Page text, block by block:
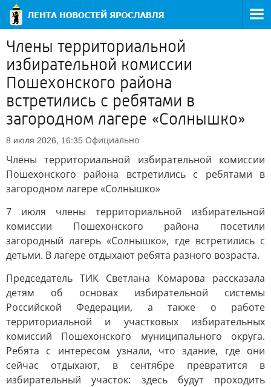
Члены территориальной
избирательной комиссии
Пошехонского района
встретились с ребятами в
загородном лагере «Солнышко»
8 июля 2026, 16:35 Официально
Члены территориальной избирательной комиссии
Пошехонского района встретились с ребятами в
загородном лагере «Солнышко»
7 июля члены территориальной избирательной
комиссии Пошехонского района посетили
загородный лагерь «Солнышко», где встретились с
детьми. В лагере отдыхают ребята разного возраста.
Председатель ТИК Светлана Комарова рассказала
детям об основах избирательной системы
Российской Федерации, а также о работе
территориальной и участковых избирательных
комиссий Пошехонского муниципального округа.
Ребята с интересом узнали, что здание, где они
сейчас отдыхают, в сентябре превратится в
избирательный участок: здесь будут проходить